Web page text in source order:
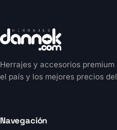
Herrajes y accesorios
el país y los mejores precios
Navegación